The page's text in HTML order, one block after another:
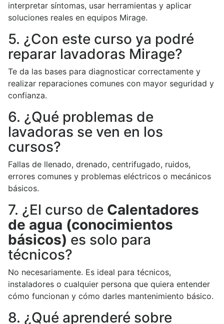
interpretar síntomas, usar herramientas y aplicar
soluciones reales en equipos Mirage.
5. ¿Con este curso ya podré
reparar lavadoras Mirage?
Te da las bases para diagnosticar correctamente y
realizar reparaciones comunes con mayor seguridad y
confianza.
6. ¿Qué problemas de
lavadoras se ven en los
cursos?
Fallas de llenado, drenado, centrifugado, ruidos,
errores comunes y problemas eléctricos o mecánicos
básicos.
7. ¿El curso de Calentadores
de agua (conocimientos
básicos) es solo para
técnicos?
No necesariamente. Es ideal para técnicos,
instaladores o cualquier persona que quiera entender
cómo funcionan y cómo darles mantenimiento básico.
8. ¿Qué aprenderé sobre